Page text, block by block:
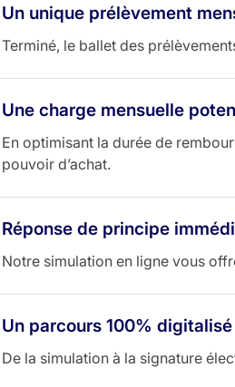
Un unique prélèvement
Terminé, le ballet des
Une charge mensuelle
En optimisant la durée de
pouvoir d’achat.
Réponse de principe
Notre simulation en ligne vous
Un parcours 100%
De la simulation à la signature